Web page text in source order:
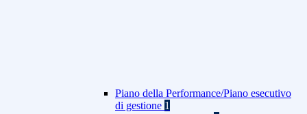
Piano della Performance/Piano esecutivo
di gestione 1